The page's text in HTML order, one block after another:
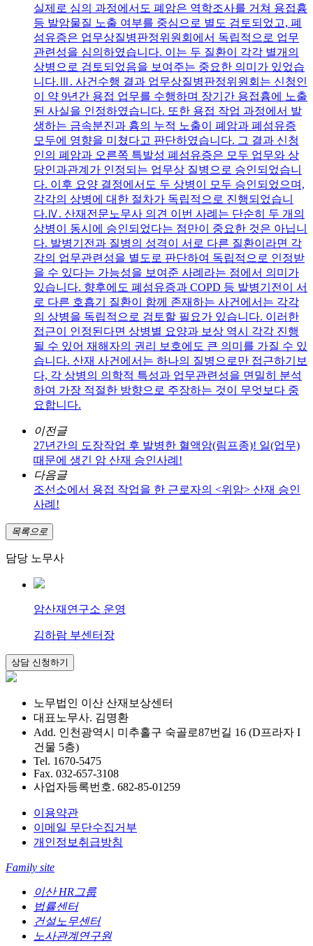
실제로 심의 과정에서도 폐암은 역학조사를 거쳐 용접흄
등 발암물질 노출 여부를 중심으로 별도 검토되었고, 폐
섬유증은 업무상질병판정위원회에서 독립적으로 업무
관련성을 심의하였습니다. 이는 두 질환이 각각 별개의
상병으로 검토되었음을 보여주는 중요한 의미가 있었습
니다.Ⅲ. 사건수행 결과 업무상질병판정위원회는 신청인
이 약 9년간 용접 업무를 수행하며 장기간 용접흄에 노출
된 사실을 인정하였습니다. 또한 용접 작업 과정에서 발
생하는 금속분진과 흄의 누적 노출이 폐암과 폐섬유증
모두에 영향을 미쳤다고 판단하였습니다. 그 결과 신청
인의 폐암과 오른쪽 특발성 폐섬유증은 모두 업무와 상
당인과관계가 인정되는 업무상 질병으로 승인되었습니
다. 이후 요양 결정에서도 두 상병이 모두 승인되었으며,
각각의 상병에 대한 절차가 독립적으로 진행되었습니
다.Ⅳ. 산재전문노무사 의견 이번 사례는 단순히 두 개의
상병이 동시에 승인되었다는 점만이 중요한 것은 아닙니
다. 발병기전과 질병의 성격이 서로 다른 질환이라면 각
각의 업무관련성을 별도로 판단하여 독립적으로 인정받
을 수 있다는 가능성을 보여준 사례라는 점에서 의미가
있습니다. 향후에도 폐섬유증과 COPD 등 발병기전이 서
로 다른 호흡기 질환이 함께 존재하는 사건에서는 각각
의 상병을 독립적으로 검토할 필요가 있습니다. 이러한
접근이 인정된다면 상병별 요양과 보상 역시 각각 진행
될 수 있어 재해자의 권리 보호에도 큰 의미를 가질 수 있
습니다. 산재 사건에서는 하나의 질병으로만 접근하기보
다, 각 상병의 의학적 특성과 업무관련성을 면밀히 분석
하여 가장 적절한 방향으로 주장하는 것이 무엇보다 중
요합니다.
이전글
27년간의 도장작업 후 발병한 혈액암(림프종)! 일(업무)
때문에 생긴 암 산재 승인사례!
다음글
조선소에서 용접 작업을 한 근로자의 <위암> 산재 승인
사례!
목록으로
담당 노무사
암산재연구소 운영
김하람 부센터장
노무법인 이산 산재보상센터
대표노무사. 김명환
Add. 인천광역시 미추홀구 숙골로87번길 16 (D프라자 I
건물 5층)
Tel. 1670-5475
Fax. 032-657-3108
사업자등록번호. 682-85-01259
이용약관
이메일 무단수집거부
개인정보취급방침
Family site
이산 HR그룹
법률센터
건설노무센터
노사관계연구원